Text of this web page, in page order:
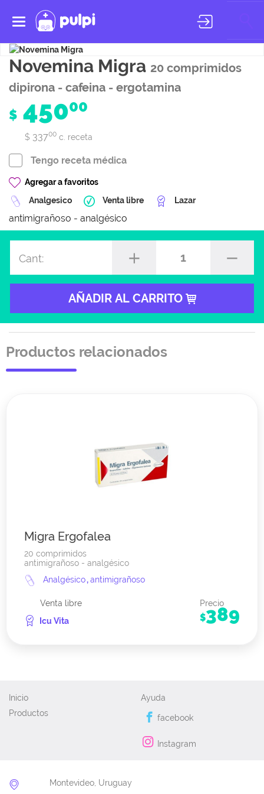
Toggle
navigation
Novemina Migra 20 comprimidos
dipirona - cafeina - ergotamina
$ 45000
$ 33700 c. receta
Tengo receta médica
Agregar a favoritos
Analgesico
Venta libre Lazar
antimigrañoso - analgésico
Cant: 1
AÑADIR AL CARRITO
Productos relacionados
Migra Ergofalea
20 comprimidos
antimigrañoso - analgésico
Analgésico,antimigrañoso
Venta libre
Icu Vita
Precio
$389
Inicio
Productos
Ayuda
facebook
Instagram
Montevideo, Uruguay